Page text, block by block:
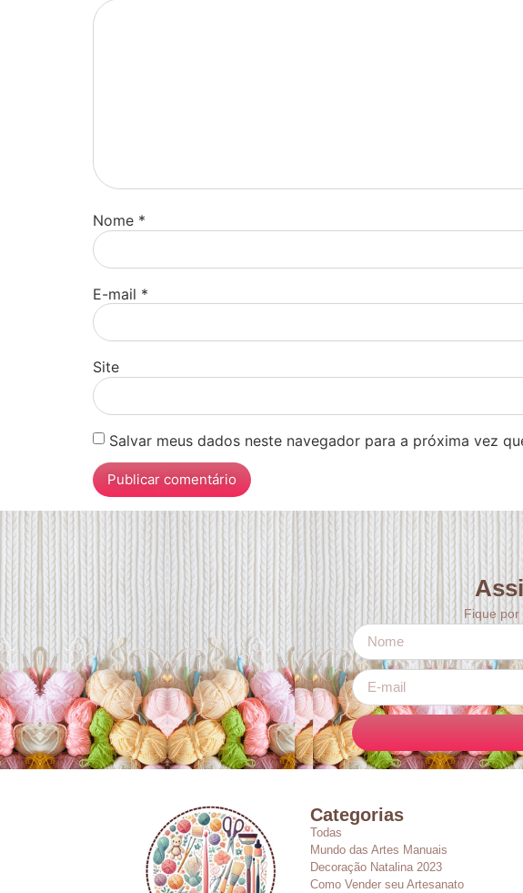
Nome *
E-mail *
Site
Salvar meus dados neste navegador para a próxima vez
Fique por
Categorias
Todas
Mundo das Artes Manuais
Decoração Natalina 2023
Como Vender seu Artesanato